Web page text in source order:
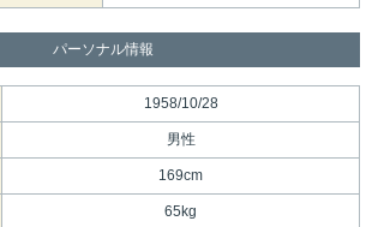
パーソナル情報
1958/10/28
男性
169cm
65kg